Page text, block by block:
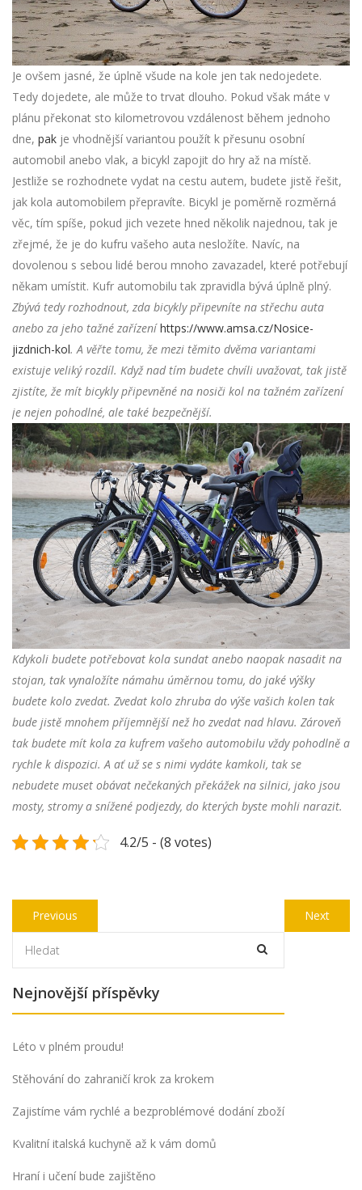
Je ovšem jasné, že úplně všude na kole jen tak nedojedete.
Tedy dojedete, ale může to trvat dlouho. Pokud však máte v
plánu překonat sto kilometrovou vzdálenost během jednoho
dne, pak je vhodnější variantou použít k přesunu osobní
automobil anebo vlak, a bicykl zapojit do hry až na místě.
Jestliže se rozhodnete vydat na cestu autem, budete jistě řešit,
jak kola automobilem přepravíte. Bicykl je poměrně rozměrná
věc, tím spíše, pokud jich vezete hned několik najednou, tak je
zřejmé, že je do kufru vašeho auta nesložíte. Navíc, na
dovolenou s sebou lidé berou mnoho zavazadel, které potřebují
někam umístit. Kufr automobilu tak zpravidla bývá úplně plný.
Zbývá tedy rozhodnout, zda bicykly připevníte na střechu auta
anebo za jeho tažné zařízeníhttps://www.amsa.cz/Nosice-
jizdnich-kol. A věřte tomu, že mezi těmito dvěma variantami
existuje veliký rozdíl. Když nad tím budete chvíli uvažovat, tak jistě
zjistíte, že mít bicykly připevněné na nosiči kol na tažném zařízení
je nejen pohodlné, ale také bezpečnější.
Kdykoli budete potřebovat kola sundat anebo naopak nasadit na
stojan, tak vynaložíte námahu úměrnou tomu, do jaké výšky
budete kolo zvedat. Zvedat kolo zhruba do výše vašich kolen tak
bude jistě mnohem příjemnější než ho zvedat nad hlavu. Zároveň
tak budete mít kola za kufrem vašeho automobilu vždy pohodlně a
rychle k dispozici. A ať už se s nimi vydáte kamkoli, tak se
nebudete muset obávat nečekaných překážek na silnici, jako jsou
mosty, stromy a snížené podjezdy, do kterých byste mohli narazit.
4.2/5 - (8 votes)
Navigace
pro
příspěvek
Previous
post:
NextNext
post:
Nejnovější příspěvky
Léto v plném proudu!
Stěhování do zahraničí krok za krokem
Zajistíme vám rychlé a bezproblémové dodání zboží
Kvalitní italská kuchyně až k vám domů
Hraní i učení bude zajištěno